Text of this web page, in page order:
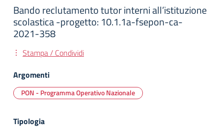
Bando reclutamento tutor interni all’istituzione
scolastica -progetto: 10.1.1a-fsepon-ca-
2021-358
Stampa / Condividi
Argomenti
PON - Programma Operativo Nazionale
Tipologia